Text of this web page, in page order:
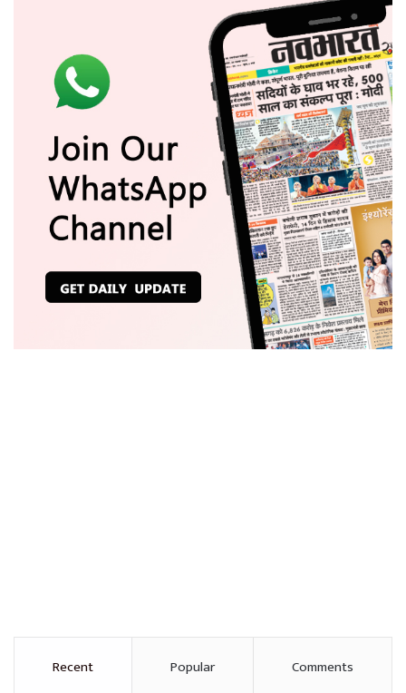
Recent Popular Comments